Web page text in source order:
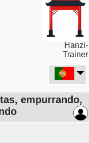
Hanzi-
Trainer
empurrando,